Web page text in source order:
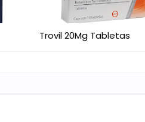
Trovil 20Mg Tabletas